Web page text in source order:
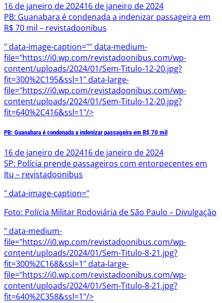
16 de janeiro de 202416 de janeiro de 2024
PB: Guanabara é condenada a indenizar passageira em
R$ 70 mil – revistadoonibus
" data-image-caption="" data-medium-
file="https://i0.wp.com/revistadoonibus.com/wp-
content/uploads/2024/01/Sem-Titulo-12-20.jpg?
fit=300%2C195&ssl=1" data-large-
file="https://i0.wp.com/revistadoonibus.com/wp-
content/uploads/2024/01/Sem-Titulo-12-20.jpg?
fit=640%2C416&ssl=1"/>
PB: Guanabara é condenada a indenizar passageira em R$ 70 mil
16 de janeiro de 202416 de janeiro de 2024
SP: Polícia prende passageiros com entorpecentes em
Itu – revistadoonibus
" data-image-caption="
Foto: Polícia Militar Rodoviária de São Paulo – Divulgação
" data-medium-
file="https://i0.wp.com/revistadoonibus.com/wp-
content/uploads/2024/01/Sem-Titulo-8-21.jpg?
fit=300%2C168&ssl=1" data-large-
file="https://i0.wp.com/revistadoonibus.com/wp-
content/uploads/2024/01/Sem-Titulo-8-21.jpg?
fit=640%2C358&ssl=1"/>